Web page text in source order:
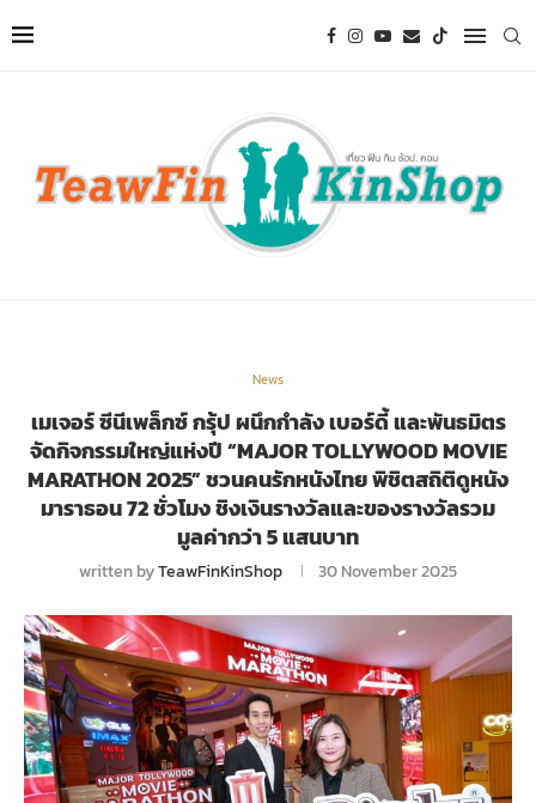
News
เมเจอร์ ซีนีเพล็กซ์ กรุ้ป ผนึกกำลัง เบอร์ดี้ และพันธมิตร
จัดกิจกรรมใหญ่แห่งปี “MAJOR TOLLYWOOD MOVIE
MARATHON 2025” ชวนคนรักหนังไทย พิชิตสถิติดูหนัง
มาราธอน 72 ชั่วโมง ชิงเงินรางวัลและของรางวัลรวม
มูลค่ากว่า 5 แสนบาท
written byTeawFinKinShop 30 November 2025